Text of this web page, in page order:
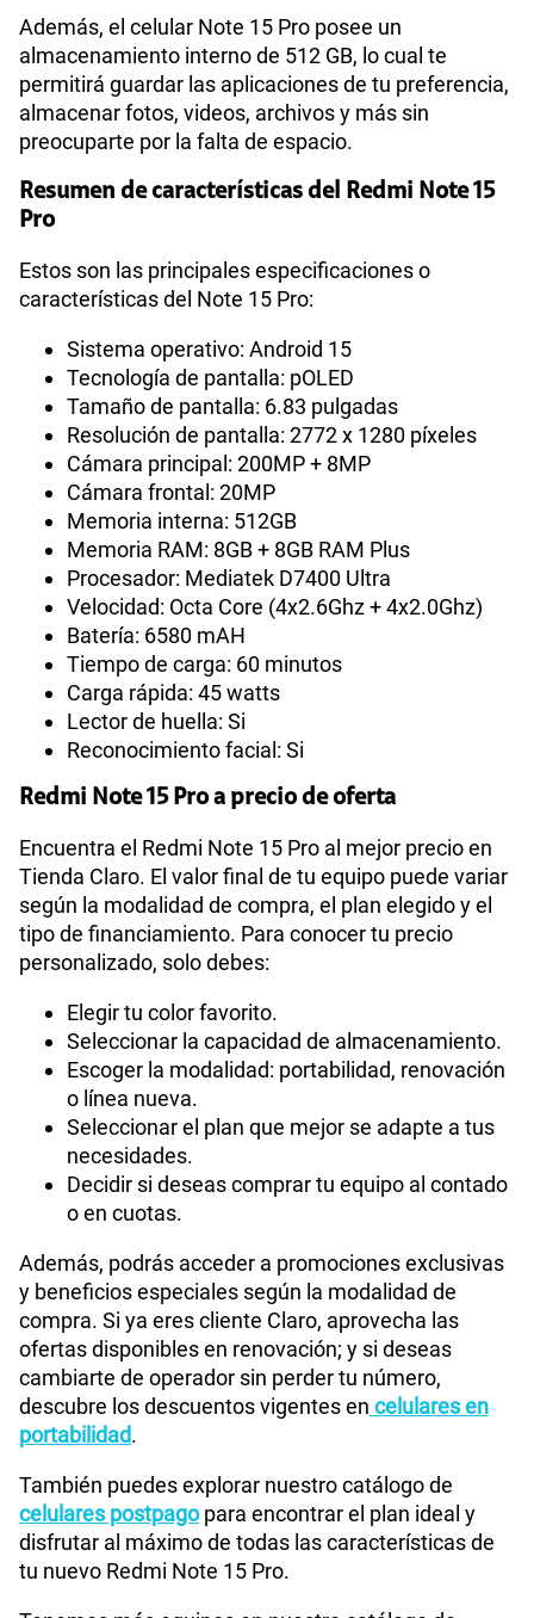
Además, el celular Note 15 Pro posee un
almacenamiento interno de 512 GB, lo cual te
permitirá guardar las aplicaciones de tu preferencia,
almacenar fotos, videos, archivos y más sin
preocuparte por la falta de espacio.
Resumen de características del Redmi Note 15
Pro
Estos son las principales especificaciones o
características del Note 15 Pro:
Sistema operativo: Android 15
Tecnología de pantalla: pOLED
Tamaño de pantalla: 6.83 pulgadas
Resolución de pantalla: 2772 x 1280 píxeles
Cámara principal: 200MP + 8MP
Cámara frontal: 20MP
Memoria interna: 512GB
Memoria RAM: 8GB + 8GB RAM Plus
Procesador: Mediatek D7400 Ultra
Velocidad: Octa Core (4x2.6Ghz + 4x2.0Ghz)
Batería: 6580 mAH
Tiempo de carga: 60 minutos
Carga rápida: 45 watts
Lector de huella: Si
Reconocimiento facial: Si
Redmi Note 15 Pro a precio de oferta
Encuentra el Redmi Note 15 Pro al mejor precio en
Tienda Claro. El valor final de tu equipo puede variar
según la modalidad de compra, el plan elegido y el
tipo de financiamiento. Para conocer tu precio
personalizado, solo debes:
Elegir tu color favorito.
Seleccionar la capacidad de almacenamiento.
Escoger la modalidad: portabilidad, renovación
o línea nueva.
Seleccionar el plan que mejor se adapte a tus
necesidades.
Decidir si deseas comprar tu equipo al contado
o en cuotas.
Además, podrás acceder a promociones exclusivas
y beneficios especiales según la modalidad de
compra. Si ya eres cliente Claro, aprovecha las
ofertas disponibles en renovación; y si deseas
cambiarte de operador sin perder tu número,
descubre los descuentos vigentes en celulares en
portabilidad.
También puedes explorar nuestro catálogo de
celulares postpagopara encontrar el plan ideal y
disfrutar al máximo de todas las características de
tu nuevo Redmi Note 15 Pro.